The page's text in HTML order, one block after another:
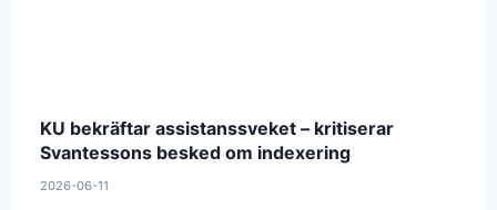
KU bekräftar assistanssveket – kritiserar
Svantessons besked om indexering
2026-06-11